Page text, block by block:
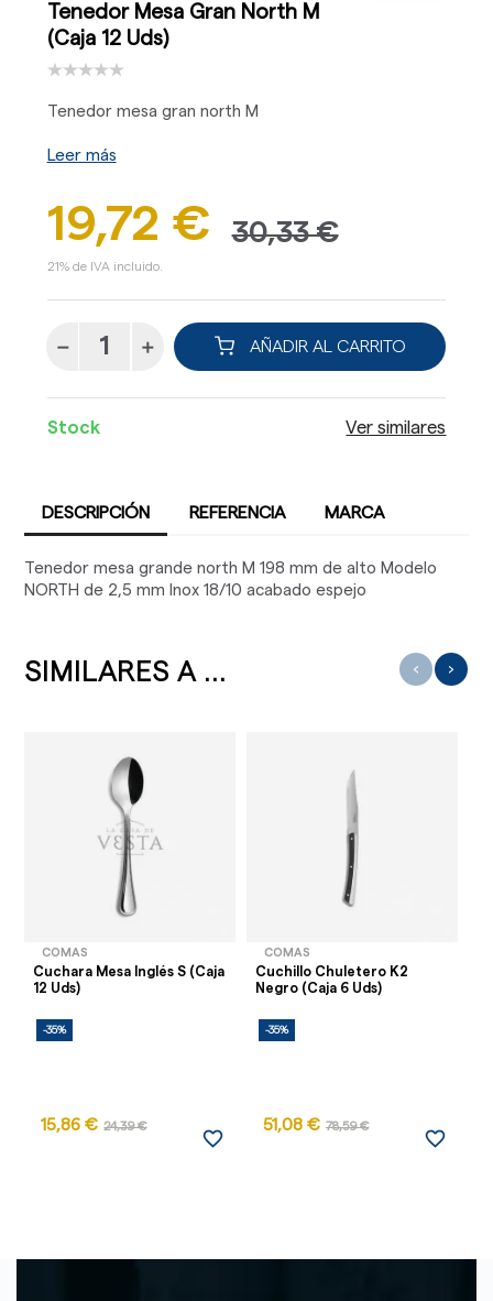
Tenedor Mesa Gran North M
(Caja 12 Uds)
Tenedor mesa gran north M
Leer más
19,72 € 30,33 €
21% de IVA incluido.
AÑADIR AL CARRITO
Stock Ver similares
DESCRIPCIÓN REFERENCIA MARCA
Tenedor mesa grande north M 198 mm de alto Modelo
NORTH de 2,5 mm Inox 18/10 acabado espejo
SIMILARES A ...
COMAS
Cuchara Mesa Inglés S (Caja
12 Uds)
-35%
15,86 € 24,39 €
favorite_border
COMAS
Cuchillo Chuletero K2
Negro (Caja 6 Uds)
-35%
51,08 € 78,59 €
favorite_border
‹ ›